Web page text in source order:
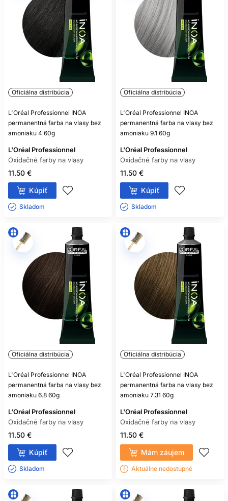
POTREBUJE KAŽDÁ OXIDAČNÁ
FARBA VYVÍJAČ?
Takmer všetky áno, ale vždy sa riaďte označením
konkrétneho produktu.
MÔŽEM ZMIEŠAŤ FARBU A
OXIDANT RÔZNYCH ZNAČIEK?
kompatibilný systém jednej rady.
ZOSVETLÍ SVETLÁ FARBA TMAVÉ
FARBENÉ VLASY?
Spravidla nie spoľahlivo, pretože oxidačná farba bežne
nezosvetľuje už vytvorený umelý pigment.
JE BEZAMONIAKOVÁ FARBA
NEALERGÉNNA?
Nie. Aj bezamoniaková oxidačná farba môže obsahovať
alergizujúce farbiace látky.
Oficiálna distribúcia
L'Oréal Professionnel INOA
permanentná farba na vlasy bez
amoniaku 4 60g
L'Oréal Professionnel
Oxidačné farby na vlasy
11.50 €
Kúpiť
Skladom ㅤ
Oficiálna distribúcia
L'Oréal Professionnel INOA
permanentná farba na vlasy bez
amoniaku 9.1 60g
L'Oréal Professionnel
Oxidačné farby na vlasy
11.50 €
Kúpiť
Skladom ㅤ
Oficiálna distribúcia
L'Oréal Professionnel INOA
permanentná farba na vlasy bez
amoniaku 6.8 60g
L'Oréal Professionnel
Oxidačné farby na vlasy
11.50 €
Kúpiť
Skladom ㅤ
Oficiálna distribúcia
L'Oréal Professionnel INOA
permanentná farba na vlasy bez
amoniaku 7.31 60g
L'Oréal Professionnel
Oxidačné farby na vlasy
11.50 €
Mám záujem
Aktuálne nedostupné